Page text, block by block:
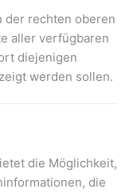
der rechten oberen
aller verfügbaren
diejenigen
werden sollen.
die Möglichkeit,
die